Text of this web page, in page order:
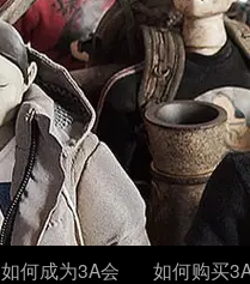
如何成为3A会
如何购买